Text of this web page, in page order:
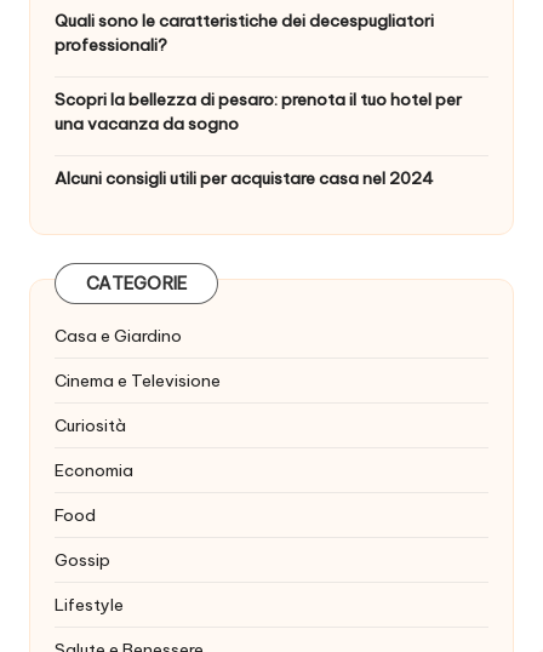
Quali sono le caratteristiche dei decespugliatori
professionali?
Scopri la bellezza di pesaro: prenota il tuo hotel per
una vacanza da sogno
Alcuni consigli utili per acquistare casa nel 2024
CATEGORIE
Casa e Giardino
Cinema e Televisione
Curiosità
Economia
Food
Gossip
Lifestyle